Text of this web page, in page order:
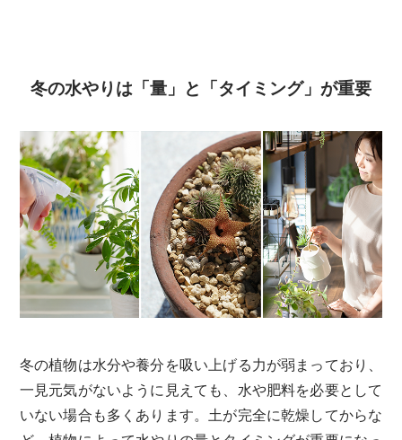
冬の水やりは「量」と「タイミング」が重要
冬の植物は水分や養分を吸い上げる力が弱まっており、
一見元気がないように見えても、水や肥料を必要として
いない場合も多くあります。土が完全に乾燥してからな